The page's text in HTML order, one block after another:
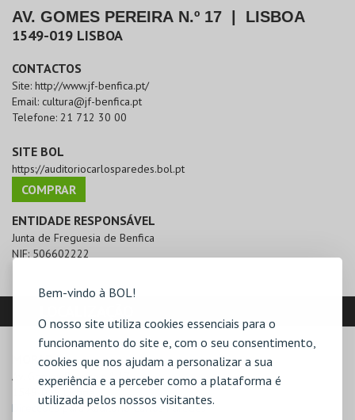
Bem-vindo à BOL!
O nosso site utiliza cookies essenciais para o
funcionamento do site e, com o seu consentimento,
cookies que nos ajudam a personalizar a sua
experiência e a perceber como a plataforma é
utilizada pelos nossos visitantes.
AV. GOMES PEREIRA N.º 17 LISBOA
1549-019 LISBOA
CONTACTOS
Site: http://www.jf-benfica.pt/
Email: cultura@jf-benfica.pt
Telefone: 21 712 30 00
SITE BOL
https://auditoriocarlosparedes.bol.pt
COMPRAR
ENTIDADE RESPONSÁVEL
Junta de Freguesia de Benfica
NIF: 506602222
MORADA
Av. Gomes Pereira n.º 17
1549-019 Lisboa
Direcções para Auditório Carlos Paredes